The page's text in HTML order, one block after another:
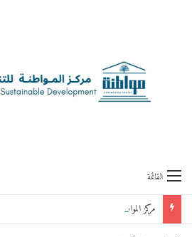
القائمة
مركز المواطنة يعقد جلسة حوارية مع رئيس الوزراء